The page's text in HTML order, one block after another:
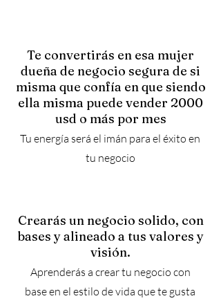
Te convertirás en esa mujer
dueña de negocio segura de si
misma que confía en que siendo
ella misma puede vender 2000
usd o más por mes
Tu energía será el imán para el éxito en
tu negocio
Crearás un negocio solido, con
bases y alineado a tus valores y
visión.
Aprenderás a crear tu negocio con
base en el estilo de vida que te gusta